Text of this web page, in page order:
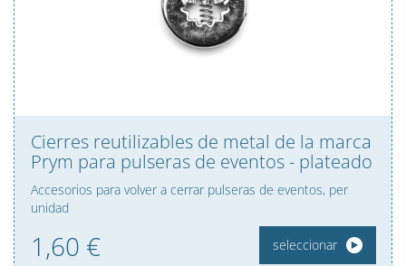
Cierres reutilizables de metal de la marca
Prym para pulseras de eventos - plateado
Accesorios para volver a cerrar pulseras de eventos, per
unidad
1,60 € seleccionar